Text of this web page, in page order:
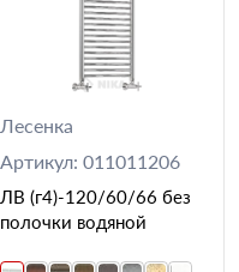
Лесенка
Артикул: 011011206
ЛВ (г4)-120/60/66 без
полочки водяной